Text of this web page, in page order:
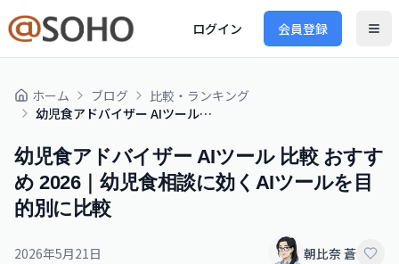
ログイン 会員登録
ホーム ブログ
比較・ランキング
幼児食アドバイザー AIツール 比較 おすすめ 2026｜幼児食相談に効くAIツールを目的別に比較
幼児食アドバイザー AIツール 比較 おすす
め 2026｜幼児食相談に効くAIツールを目
的別に比較
2026年5月21日 朝比奈 蒼